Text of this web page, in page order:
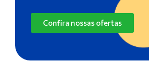
Confira nossas ofertas